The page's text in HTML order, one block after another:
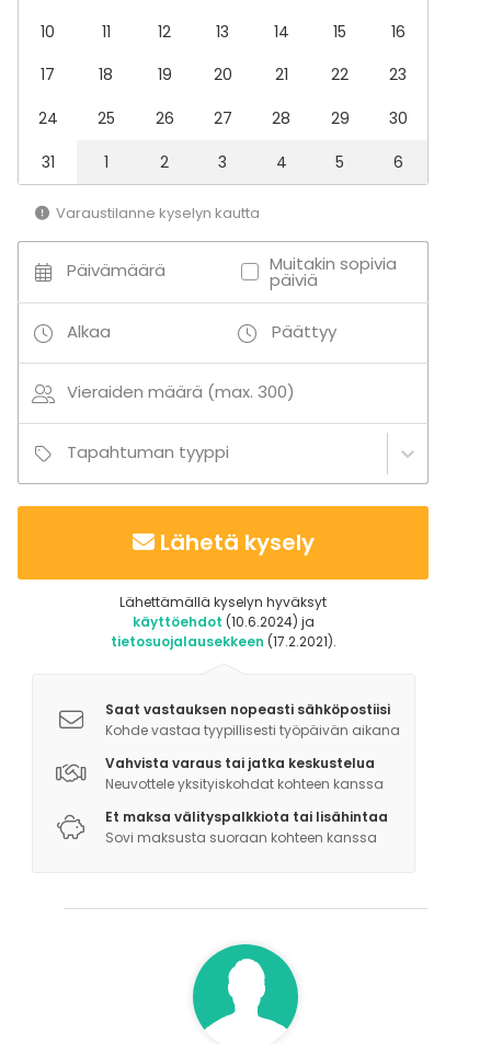
Mökkireissu / retriitti
Pikkujoulut
Tilatyypit
Monitoimitila
Kokoushuone
Ravintola
10
11 12 13 14 15
16
17
18 19 20 21 22
23
24
25 26 27 28 29
30
31
1 2 3 4 5 6
Varaustilanne kyselyn kautta
Päivämäärä Muitakin sopivia
päiviä
Alkaa Päättyy
Vieraiden määrä (max. 300)
Tapahtuman tyyppi
Lähetä kysely
Lähettämällä kyselyn hyväksyt
käyttöehdot (10.6.2024) ja
tietosuojalausekkeen (17.2.2021).
Saat vastauksen nopeasti sähköpostiisi
Kohde vastaa tyypillisesti työpäivän aikana
Vahvista varaus tai jatka keskustelua
Neuvottele yksityiskohdat kohteen kanssa
Et maksa välityspalkkiota tai lisähintaa
Sovi maksusta suoraan kohteen kanssa